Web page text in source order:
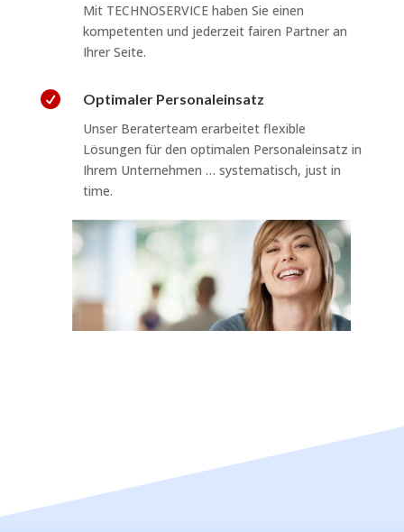
Mit TECHNOSERVICE haben Sie einen
kompetenten und jederzeit fairen Partner an
Ihrer Seite.

Optimaler Personaleinsatz
Unser Beraterteam erarbeitet flexible
Lösungen für den optimalen Personaleinsatz in
Ihrem Unternehmen … systematisch, just in
time.